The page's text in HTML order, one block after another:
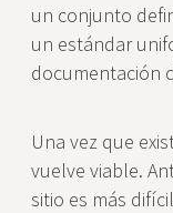
un conjunto
un estándar
documentación
Una vez que
vuelve viable.
sitio es más